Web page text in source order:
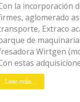
la incorporación
aglomerado
Extraco
de
Wirtgen
estas
Leer más...